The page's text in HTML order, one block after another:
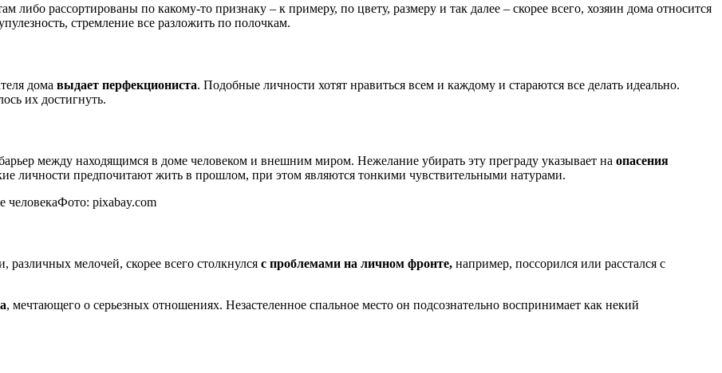
либо рассортированы по какому-то признаку – к примеру, по цвету, размеру и так далее – скорее всего, хозяин дома относится
стремление все разложить по полочкам.
дома выдает перфекциониста. Подобные личности хотят нравиться всем и каждому и стараются все делать идеально.
их достигнуть.
между находящимся в доме человеком и внешним миром. Нежелание убирать эту преграду указывает на опасения
личности предпочитают жить в прошлом, при этом являются тонкими чувствительными натурами.
Фото: pixabay.com
различных мелочей, скорее всего столкнулся с проблемами на личном фронте, например, поссорился или расстался с
, мечтающего о серьезных отношениях. Незастеленное спальное место он подсознательно воспринимает как некий